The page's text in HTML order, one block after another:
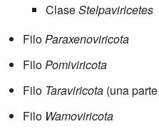
ClaseStelpaviricetes
FiloParaxenoviricota
FiloPomiviricota
Filo Taraviricota (una
Filo Wamoviricota